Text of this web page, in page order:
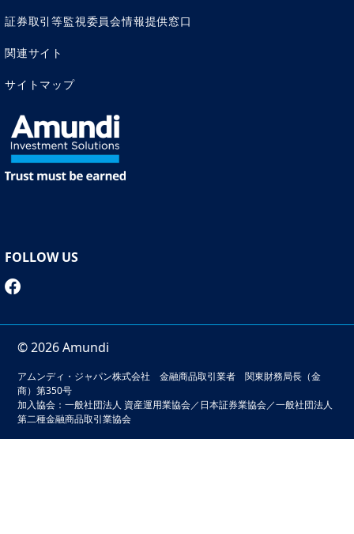
証券取引等監視委員会情報提供窓口
関連サイト
サイトマップ
FOLLOW US
© 2026 Amundi
アムンディ・ジャパン株式会社 金融商品取引業者 関東財務局長（金
商）第350号
加入協会：一般社団法人 資産運用業協会／日本証券業協会／一般社団法人
第二種金融商品取引業協会